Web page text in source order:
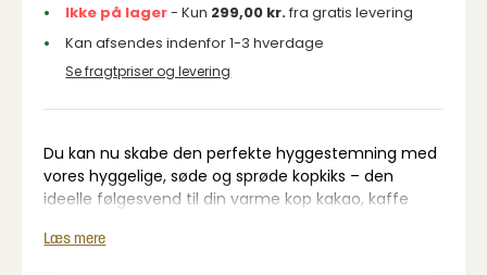
Ikke på lager- Kun 299,00 kr.fra gratis levering
Kan afsendes indenfor 1-3 hverdage
Se fragtpriser og levering
Du kan nu skabe den perfekte hyggestemning med
vores hyggelige, søde og sprøde kopkiks – den
ideelle følgesvend til din varme kop kakao, kaffe
Læs mere